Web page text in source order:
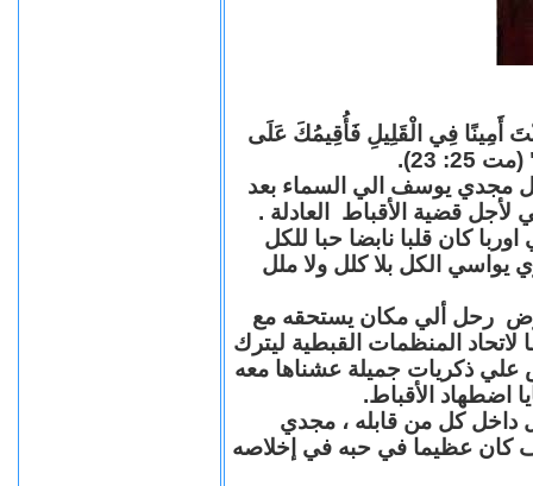
أَمِينًا فِي الْقَلِيلِ فَأُقِيمُكَ عَلَى
23).
مجدي يوسف الي السماء بعد
قضية الأقباط العادلة .
كان قلبا نابضا حبا للكل
يواسي الكل بلا كلل ولا ملل
رحل ألي مكان يستحقه مع
المنظمات القبطية ليترك
علي ذكريات جميلة عشناها معه
اضطهاد الأقباط.
داخل كل من قابله ، مجدي
عظيما في حبه في إخلاصه